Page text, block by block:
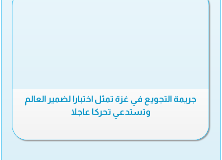
جريمة التجويع في غزة تمثل اختبارا لضمير العالم
وتستدعي تحركا عاجلا